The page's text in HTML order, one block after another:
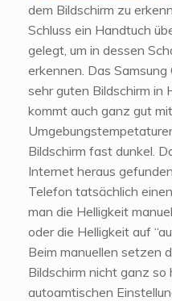
dem Bildschirm zu
Schluss ein Handtuch
gelegt, um in dessen
erkennen. Das
sehr guten Bildschirm in
kommt auch ganz gut
Bildschirm fast dunkel.
Internet heraus
Telefon tatsächlich
man die Helligkeit
oder die Helligkeit auf
Beim manuellen setzen
Bildschirm nicht ganz so
autoamtischen